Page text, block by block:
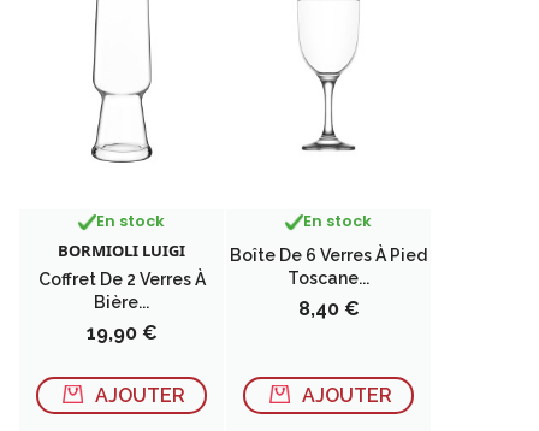
En stock
BORMIOLI LUIGI
Coffret De 2 Verres À
Bière...
Prix
19,90 €
AJOUTER
En stock
Boîte De 6 Verres À Pied
Toscane...
Prix
8,40 €
AJOUTER